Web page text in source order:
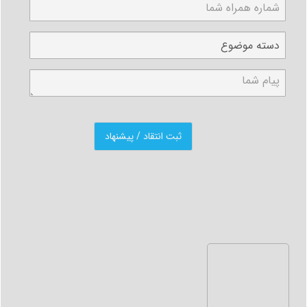
کار خود اخراج شده اند. برای این افراد در صورتی که
مستنداتی در مورد پرداخت نشدن حق بیمه خود دارند، قابل
پیگیری می باشد.
مدارک مورد نیاز برای انجام کارهای بیمه ای به صورت غیر
1. وکالت از سوی فرد بیمه شده به شخص مورد نظر (کارمند